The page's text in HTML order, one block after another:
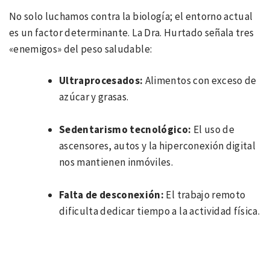
No solo luchamos contra la biología; el entorno actual
es un factor determinante. La Dra. Hurtado señala tres
«enemigos» del peso saludable:
Ultraprocesados: Alimentos con exceso de
azúcar y grasas.
Sedentarismo tecnológico: El uso de
ascensores, autos y la hiperconexión digital
nos mantienen inmóviles.
Falta de desconexión: El trabajo remoto
dificulta dedicar tiempo a la actividad física.